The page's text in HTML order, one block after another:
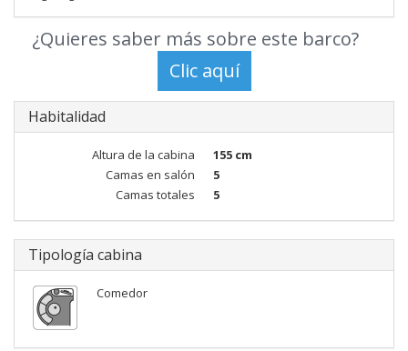
¿Quieres saber más sobre este barco?
Habitalidad
Altura de la cabina
155 cm
Camas en salón
5
Camas totales
5
Tipología cabina
Comedor